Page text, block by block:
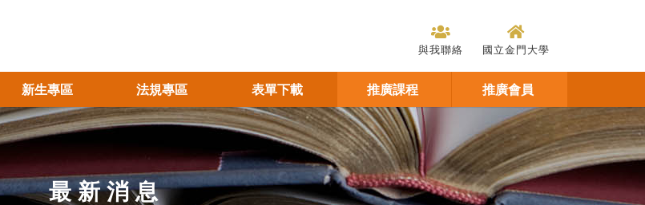
與我聯絡 國立金門大學
新生專區 法規專區 表單下載 推廣課程 推廣會員
最新消息